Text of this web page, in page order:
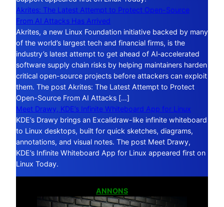
Akrites: The Latest Attempt to Protect Open-Source
From AI Attacks Has Arrived
Akrites, a new Linux Foundation initiative backed by many
of the world’s largest tech and financial firms, is the
industry’s latest attempt to get ahead of AI‑accelerated
software supply chain risks by helping maintainers harden
critical open-source projects before attackers can exploit
them. The post Akrites: The Latest Attempt to Protect
Open-Source From AI Attacks […]
Meet Drawy, KDE’s Infinite Whiteboard App for Linux
KDE’s Drawy brings an Excalidraw-like infinite whiteboard
to Linux desktops, built for quick sketches, diagrams,
annotations, and visual notes. The post Meet Drawy,
KDE’s Infinite Whiteboard App for Linux appeared first on
Linux Today.
ANNONS